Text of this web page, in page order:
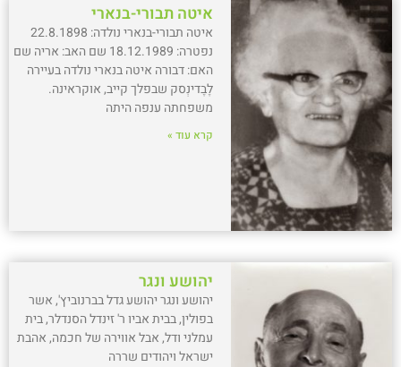
איטה תבורי-בנארי
איטה תבורי-בנארי נולדה: 22.8.1898
נפטרה: 18.12.1989 שם האב: אריה שם
האם: דבורה איטה בנארי נולדה בעיירה
לֶבֶדינְסק שבפלך קייב, אוקראינה.
משפחתה ענפה היתה
קרא עוד »
יהושע ונגר
יהושע ונגר יהושע גדל בברנוביץ', אשר
בפולין, בבית אביו ר' זינדל הסנדלר, בית
עמלני ודל, אבל אווירה של חכמה, אהבת
ישראל ויהודים שררה